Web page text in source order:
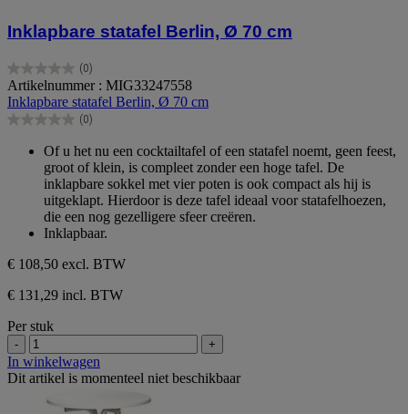
Inklapbare statafel Berlin, Ø 70 cm
(0)
0.0
van
de
5
Artikelnummer : MIG33247558
Inklapbare statafel Berlin, Ø 70 cm
(0)
0.0
sterren.
Of u het nu een cocktailtafel of een statafel noemt, geen feest,
groot of klein, is compleet zonder een hoge tafel. De
inklapbare sokkel met vier poten is ook compact als hij is
uitgeklapt. Hierdoor is deze tafel ideaal voor statafelhoezen,
die een nog gezelligere sfeer creëren.
Inklapbaar.
€ 108,50 excl. BTW
€ 131,29 incl. BTW
Per stuk
- +
In winkelwagen
Dit artikel is momenteel niet beschikbaar